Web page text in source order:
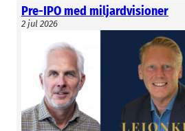
Pre-IPO med miljardvisioner
2 jul 2026